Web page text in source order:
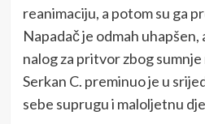
reanimaciju, a potom su ga
Napadač je odmah
nalog za pritvor zbog
Serkan C. preminuo je u
sebe suprugu i maloljetnu